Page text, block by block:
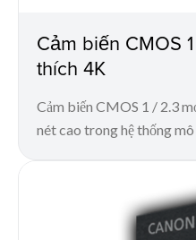
Cảm biến CMOS
thích 4K
Cảm biến CMOS 1 / 2.3
nét cao trong hệ thống mô